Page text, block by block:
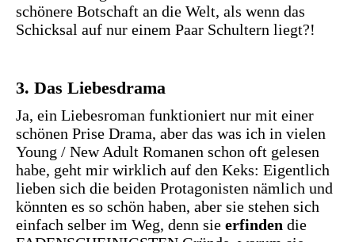
schönere Botschaft an die Welt, als wenn das
Schicksal auf nur einem Paar Schultern liegt?!
3. Das Liebesdrama
Ja, ein Liebesroman funktioniert nur mit einer
schönen Prise Drama, aber das was ich in vielen
Young / New Adult Romanen schon oft gelesen
habe, geht mir wirklich auf den Keks: Eigentlich
lieben sich die beiden Protagonisten nämlich und
könnten es so schön haben, aber sie stehen sich
einfach selber im Weg, denn sie erfinden die